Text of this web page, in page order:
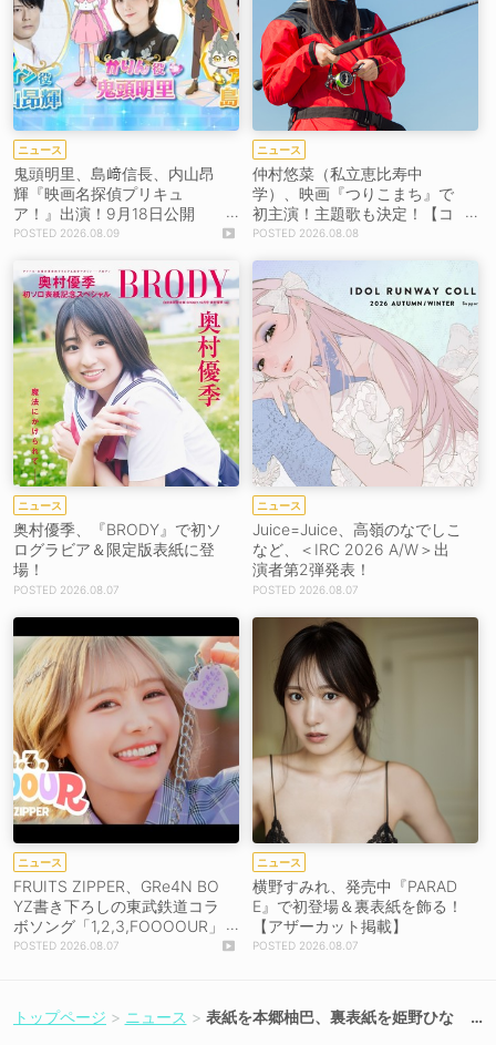
ニュース
鬼頭明里、島﨑信長、内山昂
輝『映画名探偵プリキュ
ア！』出演！9月18日公開
【コメントあり】
2026.08.09
ニュース
仲村悠菜（私立恵比寿中
学）、映画『つりこまち』で
初主演！主題歌も決定！【コ
メントあり】
2026.08.08
ニュース
奥村優季、『BRODY』で初ソ
ログラビア＆限定版表紙に登
場！
2026.08.07
ニュース
Juice=Juice、高嶺のなでしこ
など、＜IRC 2026 A/W＞出
演者第2弾発表！
2026.08.07
ニュース
FRUITS ZIPPER、GRe4N BO
YZ書き下ろしの東武鉄道コラ
ボソング「1,2,3,FOOOOUR」
をリリース＆MV公開！
2026.08.07
ニュース
横野すみれ、発売中『PARAD
E』で初登場＆裏表紙を飾る！
【アザーカット掲載】
2026.08.07
トップページ ニュース
表紙を本郷柚巴、裏表紙を姫野ひな